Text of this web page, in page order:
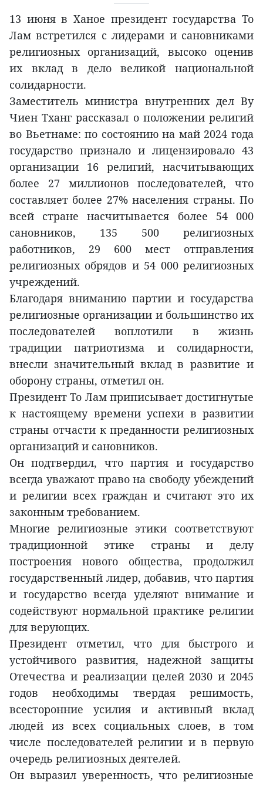
13 июня в Ханое президент государства То
Лам встретился с лидерами и сановниками
религиозных организаций, высоко оценив
их вклад в дело великой национальной
солидарности.
Заместитель министра внутренних дел Ву
Чиен Тханг рассказал о положении религий
во Вьетнаме: по состоянию на май 2024 года
государство признало и лицензировало 43
организации 16 религий, насчитывающих
более 27 миллионов последователей, что
составляет более 27% населения страны. По
всей стране насчитывается более 54 000
сановников, 135 500 религиозных
работников, 29 600 мест отправления
религиозных обрядов и 54 000 религиозных
учреждений.
Благодаря вниманию партии и государства
религиозные организации и большинство их
последователей воплотили в жизнь
традиции патриотизма и солидарности,
внесли значительный вклад в развитие и
оборону страны, отметил он.
Президент То Лам приписывает достигнутые
к настоящему времени успехи в развитии
страны отчасти к преданности религиозных
организаций и сановников.
Он подтвердил, что партия и государство
всегда уважают право на свободу убеждений
и религии всех граждан и считают это их
законным требованием.
Многие религиозные этики соответствуют
традиционной этике страны и делу
построения нового общества, продолжил
государственный лидер, добавив, что партия
и государство всегда уделяют внимание и
содействуют нормальной практике религии
для верующих.
Президент отметил, что для быстрого и
устойчивого развития, надежной защиты
Отечества и реализации целей 2030 и 2045
годов необходимы твердая решимость,
всесторонние усилия и активный вклад
людей из всех социальных слоев, в том
числе последователей религии и в первую
очередь религиозных деятелей.
Он выразил уверенность, что религиозные